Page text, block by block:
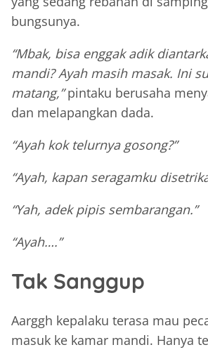
bungsunya.
“Mbak, bisa enggak adik
mandi? Ayah masih masak. Ini
matang,”pintaku berusaha
dan melapangkan dada.
“Ayah kok telurnya gosong?”
“Ayah, kapan seragamku
“Yah, adek pipis sembarangan.”
“Ayah….”
Tak Sanggup
Aarggh kepalaku terasa mau
masuk ke kamar mandi. Hanya